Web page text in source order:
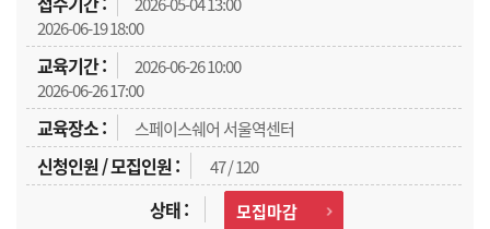
2026-06-19 18:00
2026-06-26 10:00
2026-06-26 17:00
스페이스쉐어 서울역센터
47 / 120
모집마감